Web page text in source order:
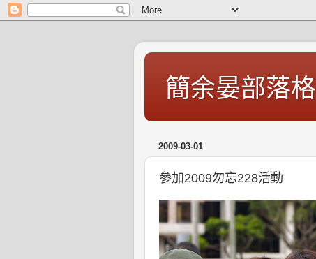
簡余晏部落格
2009-03-01
參加2009勿忘228活動